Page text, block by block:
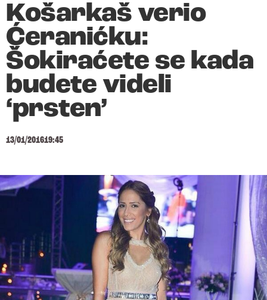
Košarkaš verio
Ćeranićku:
Šokiraćete se kada
budete videli
‘prsten’
13/01/201619:45